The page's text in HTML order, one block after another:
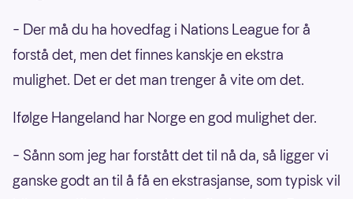
– Der må du ha hovedfag i Nations League for å
forstå det, men det finnes kanskje en ekstra
mulighet. Det er det man trenger å vite om det.
Ifølge Hangeland har Norge en god mulighet der.
– Sånn som jeg har forstått det til nå da, så ligger vi
ganske godt an til å få en ekstrasjanse, som typisk vil